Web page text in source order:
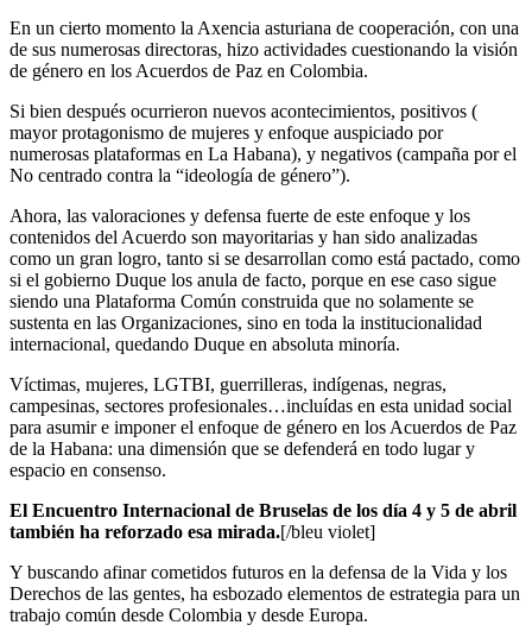
En un cierto momento la Axencia asturiana de cooperación, con una
de sus numerosas directoras, hizo actividades cuestionando la visión
de género en los Acuerdos de Paz en Colombia.
Si bien después ocurrieron nuevos acontecimientos, positivos (
mayor protagonismo de mujeres y enfoque auspiciado por
numerosas plataformas en La Habana), y negativos (campaña por el
No centrado contra la “ideología de género”).
Ahora, las valoraciones y defensa fuerte de este enfoque y los
contenidos del Acuerdo son mayoritarias y han sido analizadas
como un gran logro, tanto si se desarrollan como está pactado, como
si el gobierno Duque los anula de facto, porque en ese caso sigue
siendo una Plataforma Común construida que no solamente se
sustenta en las Organizaciones, sino en toda la institucionalidad
internacional, quedando Duque en absoluta minoría.
Víctimas, mujeres, LGTBI, guerrilleras, indígenas, negras,
campesinas, sectores profesionales…incluídas en esta unidad social
para asumir e imponer el enfoque de género en los Acuerdos de Paz
de la Habana: una dimensión que se defenderá en todo lugar y
espacio en consenso.
El Encuentro Internacional de Bruselas de los día 4 y 5 de abril
también ha reforzado esa mirada.[/bleu violet]
Y buscando afinar cometidos futuros en la defensa de la Vida y los
Derechos de las gentes, ha esbozado elementos de estrategia para un
trabajo común desde Colombia y desde Europa.